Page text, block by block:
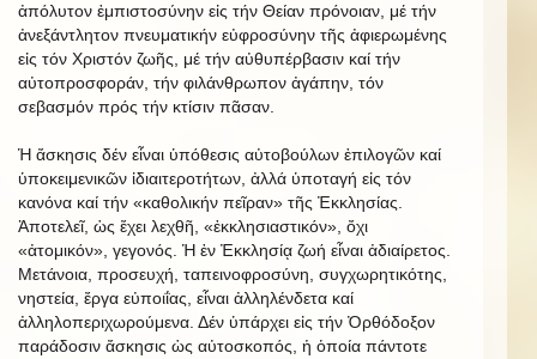
ἀπόλυτον ἐμπιστοσύνην εἰς τήν Θείαν πρόνοιαν, μέ τήν
ἀνεξάντλητον πνευματικήν εὐφροσύνην τῆς ἀφιερωμένης
εἰς τόν Χριστόν ζωῆς, μέ τήν αὐθυπέρβασιν καί τήν
αὐτοπροσφοράν, τήν φιλάνθρωπον ἀγάπην, τόν
σεβασμόν πρός τήν κτίσιν πᾶσαν.
Ἡ ἄσκησις δέν εἶναι ὑπόθεσις αὐτοβούλων ἐπιλογῶν καί
ὑποκειμενικῶν ἰδιαιτεροτήτων, ἀλλά ὑποταγή εἰς τόν
κανόνα καί τήν «καθολικήν πεῖραν» τῆς Ἐκκλησίας.
Ἀποτελεῖ, ὡς ἔχει λεχθῆ, «ἐκκλησιαστικόν», ὄχι
«ἀτομικόν», γεγονός. Ἡ ἐν Ἐκκλησίᾳ ζωή εἶναι ἀδιαίρετος.
Μετάνοια, προσευχή, ταπεινοφροσύνη, συγχωρητικότης,
νηστεία, ἔργα εὐποιΐας, εἶναι ἀλληλένδετα καί
ἀλληλοπεριχωρούμενα. Δέν ὑπάρχει εἰς τήν Ὀρθόδοξον
παράδοσιν ἄσκησις ὡς αὐτοσκοπός, ἡ ὁποία πάντοτε